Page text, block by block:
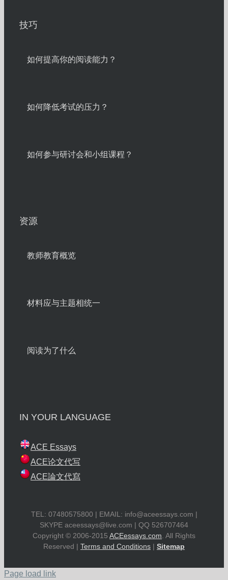
技巧
如何提高你的阅读能力？
如何降低考试的压力？
如何参与研讨会和小组课程？
资源
教师教育概览
材料应与主题相统一
阅读为了什么
IN YOUR LANGUAGE
ACE Essays
ACE论文代写
ACE論文代寫
TEL: 07480575800 | EMAIL: info@aceessays.com |
SKYPE aceessays@live.com | QQ 526707464
Copyright © 2006-2015 ACEessays.com . All Rights
Reserved | Terms and Conditions | Sitemap
Page load link